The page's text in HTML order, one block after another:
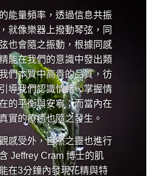
能量頻率，透過信息共振
就像樂器上撥動琴弦，同
也會隨之振動，根據同感
能在我們的意識中發出類
們本質中高貴的品質，彷
導我們認識情緒、掌握情
的平衡與安寧；而當內在
實的療癒也隨之發生。
感受外，自然之靈也進行
Jeffrey Cram 博士的肌
在3分鐘內發現花精與特